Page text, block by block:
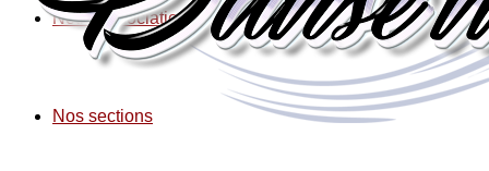
Notre association
Nos sections